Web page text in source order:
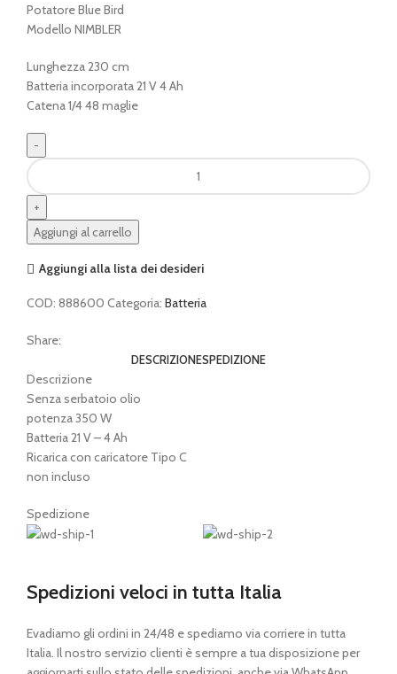
Potatore Blue Bird
Modello NIMBLER
Lunghezza 230 cm
Batteria incorporata 21 V 4 Ah
Catena 1/4 48 maglie
Potatore
BLUEBIRD
PCS
23
-
08
Aggiungi al carrello
Aggiungi alla lista dei desideri
COD: 888600 Categoria: Batteria
Share:
DESCRIZIONESPEDIZIONE
Descrizione
Senza serbatoio olio
potenza 350 W
Batteria 21 V – 4 Ah
Ricarica con caricatore Tipo C
non incluso
Spedizione
Spedizioni veloci in tutta Italia
Evadiamo gli ordini in 24/48 e spediamo via corriere in tutta
Italia. Il nostro servizio clienti è sempre a tua disposizione per